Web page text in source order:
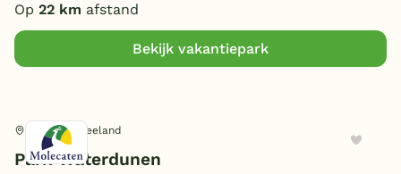
Op 22 km afstand
Bekijk vakantiepark
Breskens, Zeeland
Park Waterdunen